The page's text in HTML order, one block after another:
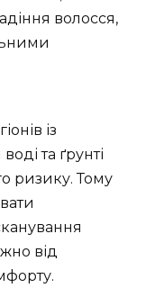
волосся,
із
та ґрунті
ризику. Тому
від